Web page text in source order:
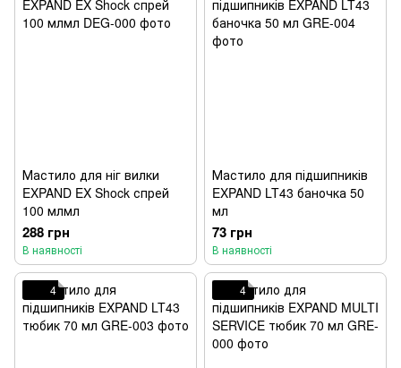
Мастило для ніг вилки
EXPAND EX Shock спрей
100 млмл
288 грн
В наявності
Мастило для підшипників
EXPAND LT43 баночка 50
мл
73 грн
В наявності
4 4